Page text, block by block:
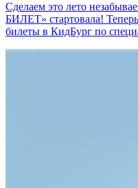
Сделаем это лето
БИЛЕТ» стартовала!
билеты в КидБург по